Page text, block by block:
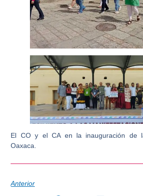
El CO y el CA en la inauguración de
Oaxaca
Anterior